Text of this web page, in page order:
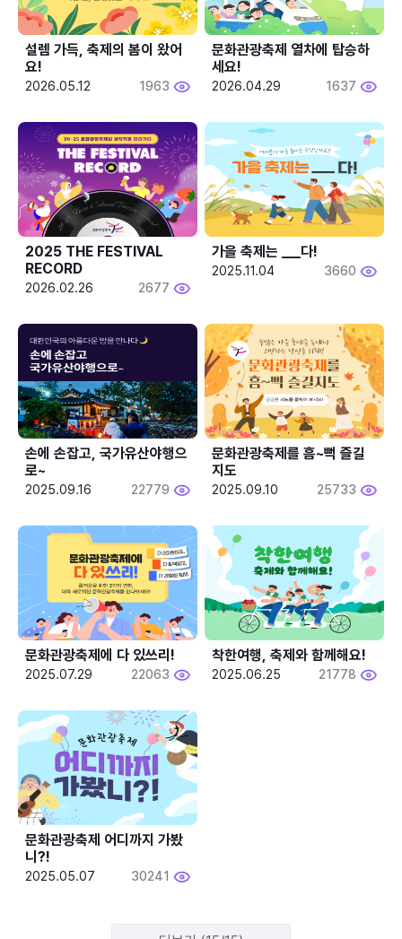
설렘 가득, 축제의 봄이 왔어
요!
2026.05.12 1963
문화관광축제 열차에 탑승하
세요!
2026.04.29 1637
2025 THE FESTIVAL
RECORD
2026.02.26 2677
2025.11.04 3660
손에 손잡고, 국가유산야행으
로~
2025.09.16 22779
문화관광축제를 흠~뻑 즐길
지도
2025.09.10 25733
문화관광축제에 다 있쓰리!
2025.07.29 22063
착한여행, 축제와 함께해요!
2025.06.25 21778
문화관광축제 어디까지 가봤
니?!
2025.05.07 30241